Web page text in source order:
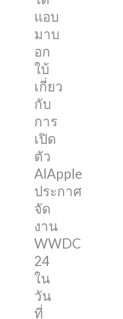
แอบ
มาบ
อก
ใบ้
เกี่ยว
กับ
การ
เปิด
ตัว
AIApple
ประกาศ
จัด
งาน
WWDC
24
ใน
วัน
ที่
อย่าง
Greg
Joswiak
ได้
แอบ
มาบ
อก
ใบ้
เรื่อง
นี้
ด้วย
ตัว
เอง
เลย
Joswiak
ได้
เผย